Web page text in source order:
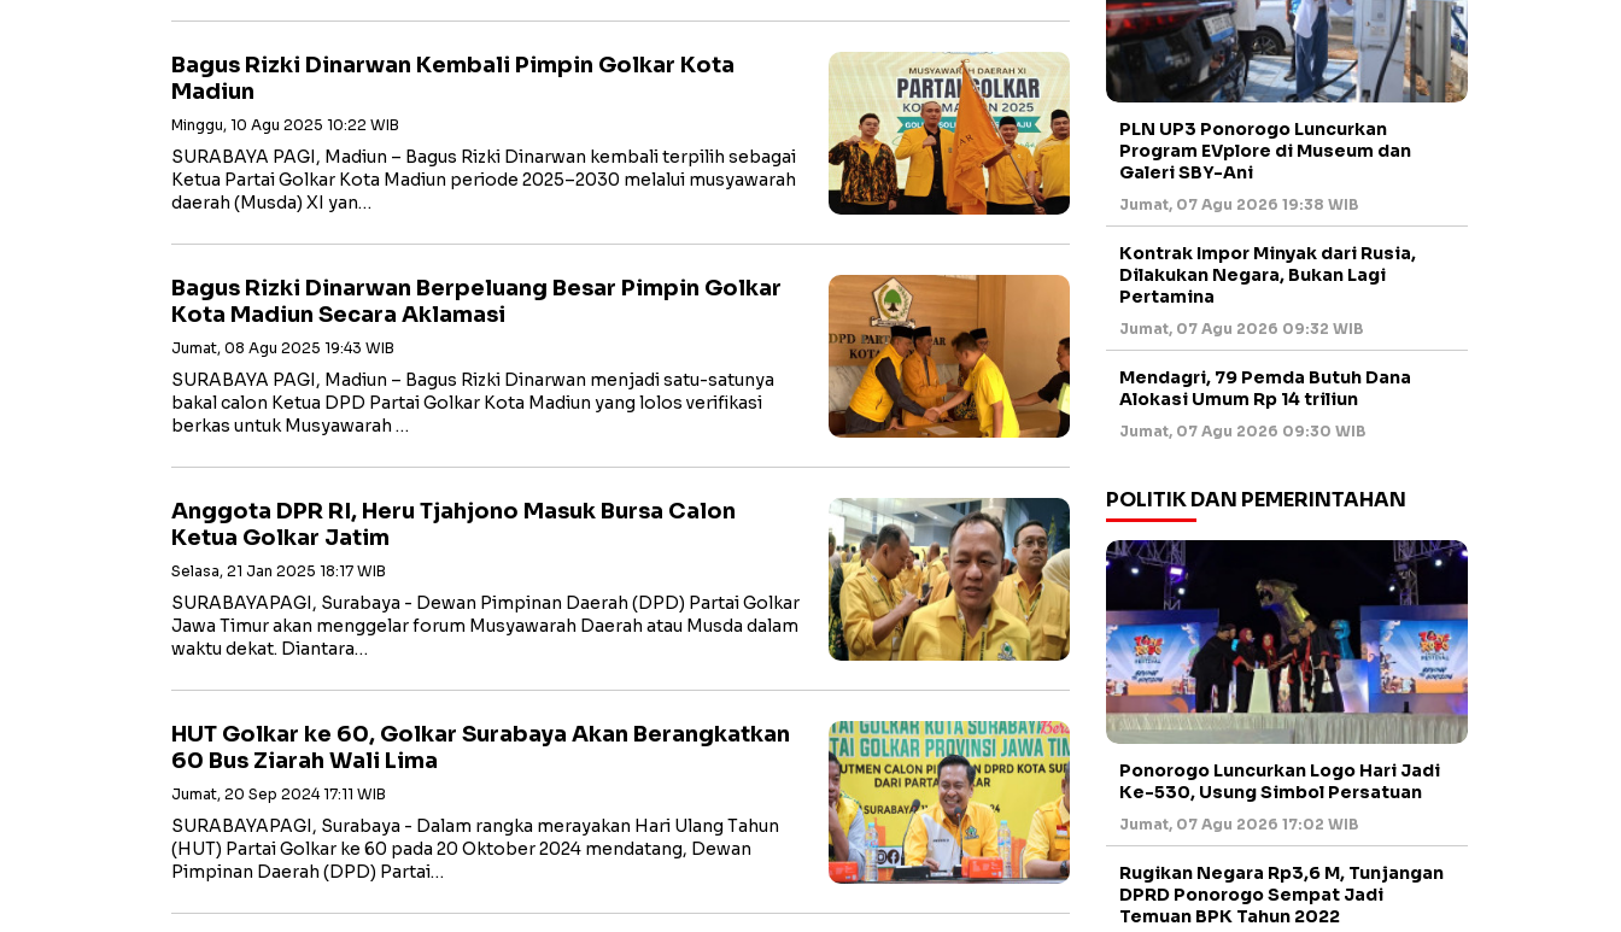
Bagus Rizki Dinarwan Kembali Pimpin Golkar Kota
Madiun
Minggu, 10 Agu 2025 10:22 WIB
SURABAYA PAGI, Madiun – Bagus Rizki Dinarwan kembali terpilih sebagai
Ketua Partai Golkar Kota Madiun periode 2025–2030 melalui musyawarah
daerah (Musda) XI yan…
Bagus Rizki Dinarwan Berpeluang Besar Pimpin Golkar
Kota Madiun Secara Aklamasi
Jumat, 08 Agu 2025 19:43 WIB
SURABAYA PAGI, Madiun – Bagus Rizki Dinarwan menjadi satu-satunya
bakal calon Ketua DPD Partai Golkar Kota Madiun yang lolos verifikasi
berkas untuk Musyawarah …
Anggota DPR RI, Heru Tjahjono Masuk Bursa Calon
Ketua Golkar Jatim
Selasa, 21 Jan 2025 18:17 WIB
SURABAYAPAGI, Surabaya - Dewan Pimpinan Daerah (DPD) Partai Golkar
Jawa Timur akan menggelar forum Musyawarah Daerah atau Musda dalam
waktu dekat. Diantara…
HUT Golkar ke 60, Golkar Surabaya Akan Berangkatkan
60 Bus Ziarah Wali Lima
Jumat, 20 Sep 2024 17:11 WIB
SURABAYAPAGI, Surabaya - Dalam rangka merayakan Hari Ulang Tahun
(HUT) Partai Golkar ke 60 pada 20 Oktober 2024 mendatang, Dewan
Pimpinan Daerah (DPD) Partai…
PLN UP3 Ponorogo Luncurkan
Program EVplore di Museum dan
Galeri SBY-Ani
Jumat, 07 Agu 2026 19:38 WIB
Kontrak Impor Minyak dari Rusia,
Dilakukan Negara, Bukan Lagi
Pertamina
Jumat, 07 Agu 2026 09:32 WIB
Mendagri, 79 Pemda Butuh Dana
Alokasi Umum Rp 14 triliun
Jumat, 07 Agu 2026 09:30 WIB
POLITIK DAN PEMERINTAHAN
Ponorogo Luncurkan Logo Hari Jadi
Ke-530, Usung Simbol Persatuan
Jumat, 07 Agu 2026 17:02 WIB
Rugikan Negara Rp3,6 M, Tunjangan
DPRD Ponorogo Sempat Jadi
Temuan BPK Tahun 2022